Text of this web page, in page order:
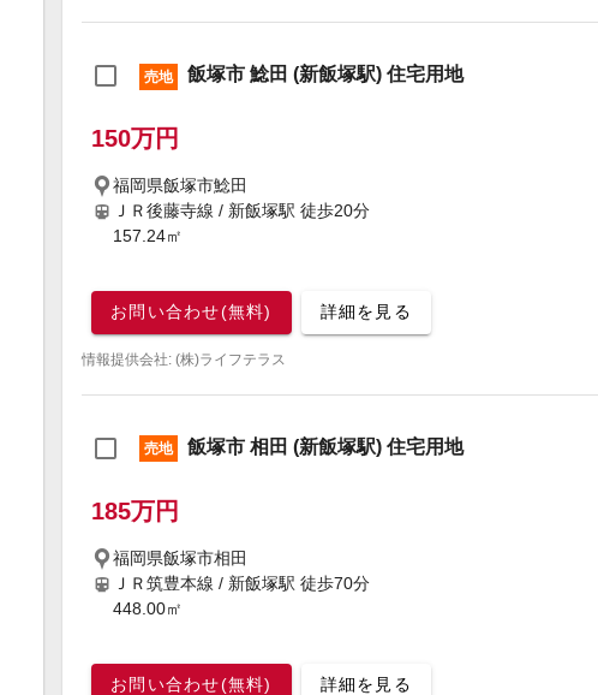
売地 飯塚市 鯰田 (新飯塚駅) 住宅用地
150万円
福岡県飯塚市鯰田
ＪＲ後藤寺線 / 新飯塚駅 徒歩20分
157.24㎡
お問い合わせ(無料) 詳細を見る
情報提供会社: (株)ライフテラス
売地 飯塚市 相田 (新飯塚駅) 住宅用地
185万円
福岡県飯塚市相田
ＪＲ筑豊本線 / 新飯塚駅 徒歩70分
448.00㎡
お問い合わせ(無料) 詳細を見る